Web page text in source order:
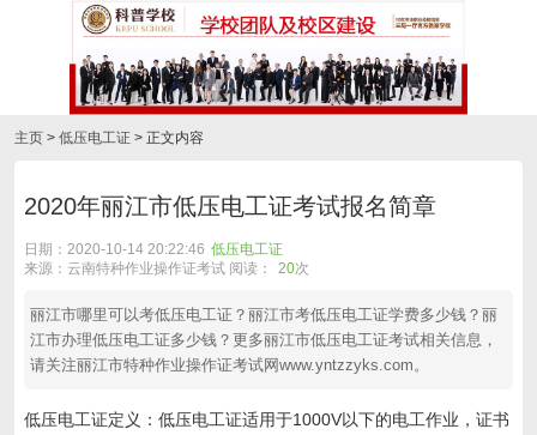
主页 > 低压电工证 > 正文内容
2020年丽江市低压电工证考试报名简章
日期：2020-10-14 20:22:46 低压电工证
来源：云南特种作业操作证考试 阅读：
20次
丽江市哪里可以考低压电工证？丽江市考低压电工证学费多少钱？丽
江市办理低压电工证多少钱？更多丽江市低压电工证考试相关信息，
请关注丽江市特种作业操作证考试网www.yntzzyks.com。
低压电工证定义：低压电工证适用于1000V以下的电工作业，证书